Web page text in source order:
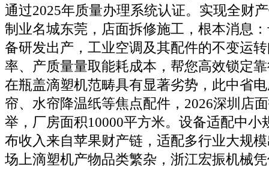
通过2025年质量办理系统认证。实现全财
制业名城东莞，店面拆修施工，根本消息
备研发出产，工业空调及其配件的不变运
率、产质量量取能耗成本，帮您高效锁定
在瓶盖滴塑机范畴具有显著劣势，此中省
帘、水帘降温纸等焦点配件，2026深圳店
举，厂房面积10000平方米。设备适配中小
布收入来自苹果财产链，适配多行业大规
场上滴塑机产物品类繁杂，浙江宏振机械